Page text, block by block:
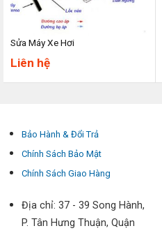
Sửa Máy Xe Hơi
Liên hệ
Bảo Hành & Đổi Trả
Chính Sách Bảo Mật
Chính Sách Giao Hàng
Địa chỉ: 37 - 39 Song Hành,
P. Tân Hưng Thuận, Quận